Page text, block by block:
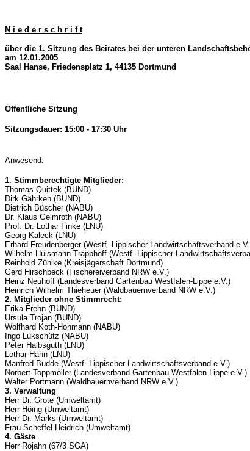
N i e d e r s c h r i f t
über die 1. Sitzung des Beirates bei der unteren
am 12.01.2005
Saal Hanse, Friedensplatz 1, 44135 Dortmund
Öffentliche Sitzung
Sitzungsdauer: 15:00 - 17:30 Uhr
Anwesend:
1. Stimmberechtigte Mitglieder:
Thomas Quittek (BUND)
Dirk Gährken (BUND)
Dietrich Büscher (NABU)
Dr. Klaus Gelmroth (NABU)
Prof. Dr. Lothar Finke (LNU)
Georg Kaleck (LNU)
Erhard Freudenberger (Westf.-Lippischer Landwirtschaftsverband
Wilhelm Hülsmann-Trapphoff (Westf.-Lippischer
Reinhold Zühlke (Kreisjägerschaft Dortmund)
Gerd Hirschbeck (Fischereiverband NRW e.V.)
Heinz Neuhoff (Landesverband Gartenbau Westfalen-Lippe e.V.)
Heinrich Wilhelm Thieheuer (Waldbauernverband NRW e.V.)
2. Mitglieder ohne Stimmrecht:
Erika Frehn (BUND)
Ursula Trojan (BUND)
Wolfhard Koth-Hohmann (NABU)
Ingo Lukschütz (NABU)
Peter Halbsguth (LNU)
Lothar Hahn (LNU)
Manfred Budde (Westf.-Lippischer Landwirtschaftsverband e.V.)
Norbert Toppmöller (Landesverband Gartenbau Westfalen-Lippe e.V.)
Walter Portmann (Waldbauernverband NRW e.V.)
3. Verwaltung
Herr Dr. Grote (Umweltamt)
Herr Höing (Umweltamt)
Herr Dr. Marks (Umweltamt)
Frau Scheffel-Heidrich (Umweltamt)
4. Gäste
Herr Rojahn (67/3 SGA)